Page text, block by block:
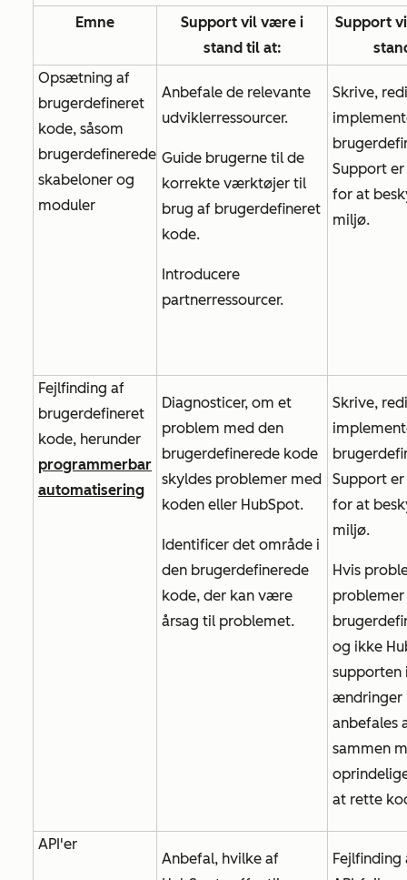
Emne
Support vil være i
stand til at:
Support
Opsætning af
brugerdefineret
kode, såsom
brugerdefinerede
skabeloner og
moduler
Anbefale de relevante
udviklerressourcer.
Guide brugerne til de
korrekte værktøjer til
brug af brugerdefineret
kode.
Introducere
partnerressourcer.
Skrive,
Support
for at
miljø.
Fejlfinding af
brugerdefineret
kode, herunder
programmerbar
automatisering
Diagnosticer, om et
problem med den
brugerdefinerede kode
skyldes problemer med
koden eller HubSpot.
Identificer det område i
den brugerdefinerede
kode, der kan være
årsag til problemet.
Skrive,
Support
for at
miljø.
Hvis
og ikke
supporten
ændringer
anbefales
sammen
at rette
API'er
Anbefal, hvilke af
Fejlfinding